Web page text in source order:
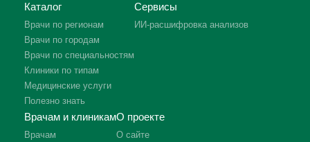
Каталог
Врачи по регионам
Врачи по городам
Врачи по специальностям
Клиники по типам
Медицинские услуги
Полезно знать
Сервисы
ИИ-расшифровка анализов
Врачам и клиникам
Врачам
О проекте
О сайте